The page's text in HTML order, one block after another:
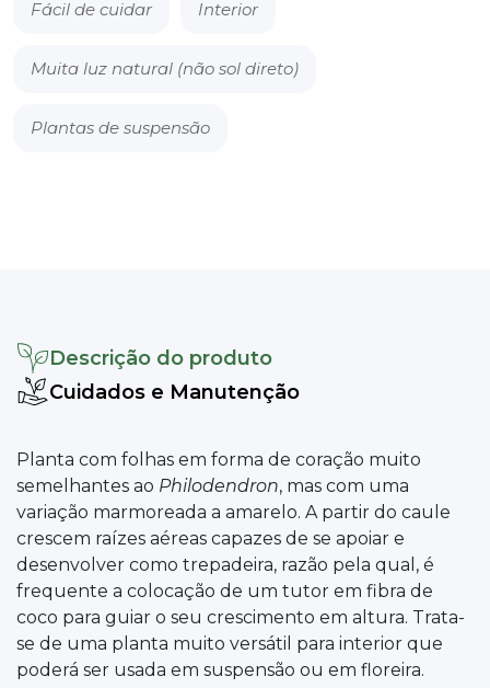
Fácil de cuidar Interior
Muita luz natural (não sol direto)
Plantas de suspensão
Descrição do produto
Cuidados e Manutenção
Planta com folhas em forma de coração muito
semelhantes ao Philodendron, mas com uma
variação marmoreada a amarelo. A partir do caule
crescem raízes aéreas capazes de se apoiar e
desenvolver como trepadeira, razão pela qual, é
frequente a colocação de um tutor em fibra de
coco para guiar o seu crescimento em altura. Trata-
se de uma planta muito versátil para interior que
poderá ser usada em suspensão ou em floreira.